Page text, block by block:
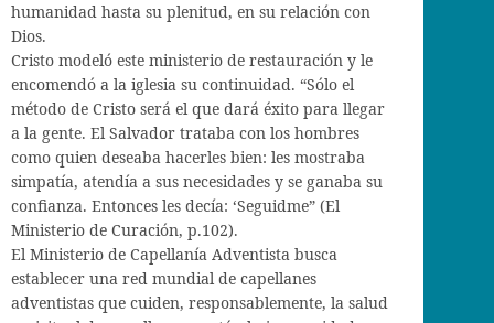
humanidad hasta su plenitud, en su relación con
Dios.
Cristo modeló este ministerio de restauración y le
encomendó a la iglesia su continuidad. “Sólo el
método de Cristo será el que dará éxito para llegar
a la gente. El Salvador trataba con los hombres
como quien deseaba hacerles bien: les mostraba
simpatía, atendía a sus necesidades y se ganaba su
confianza. Entonces les decía: ‘Seguidme” (El
Ministerio de Curación, p.102).
El Ministerio de Capellanía Adventista busca
establecer una red mundial de capellanes
adventistas que cuiden, responsablemente, la salud